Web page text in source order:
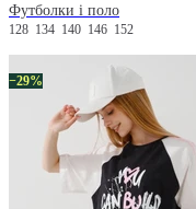
Футболки і поло
128 134 140 146 152
−29%